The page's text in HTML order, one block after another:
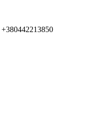
+380442213850